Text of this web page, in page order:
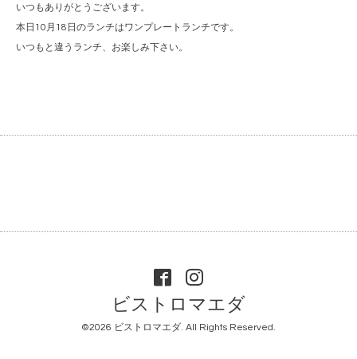
いつもありがとうございます。
本日10月18日のランチはワンプレートランチです。
いつもと違うランチ、お楽しみ下さい。
ビストロマエダ
©2026 ビストロマエダ. All Rights Reserved.